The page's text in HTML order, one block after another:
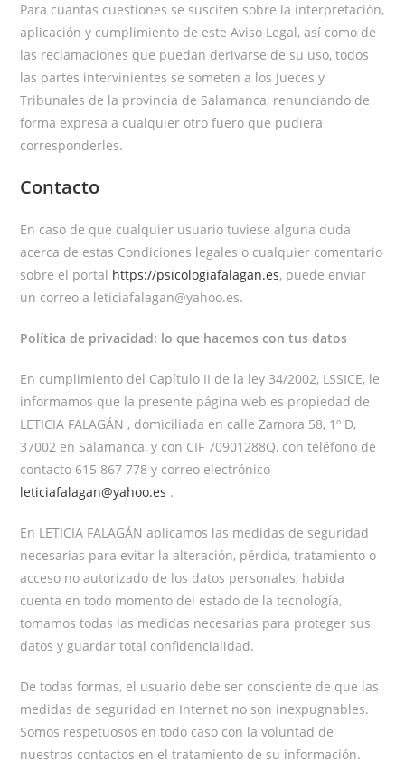
Para cuantas cuestiones se susciten sobre la interpretación,
aplicación y cumplimiento de este Aviso Legal, así como de
las reclamaciones que puedan derivarse de su uso, todos
las partes intervinientes se someten a los Jueces y
Tribunales de la provincia de Salamanca, renunciando de
forma expresa a cualquier otro fuero que pudiera
corresponderles.
Contacto
En caso de que cualquier usuario tuviese alguna duda
acerca de estas Condiciones legales o cualquier comentario
sobre el portal https://psicologiafalagan.es, puede enviar
un correo a leticiafalagan@yahoo.es.
Política de privacidad: lo que hacemos con tus datos
En cumplimiento del Capítulo II de la ley 34/2002, LSSICE, le
informamos que la presente página web es propiedad de
LETICIA FALAGÁN , domiciliada en calle Zamora 58, 1º D,
37002 en Salamanca, y con CIF 70901288Q, con teléfono de
contacto 615 867 778 y correo electrónico
leticiafalagan@yahoo.es .
En LETICIA FALAGÁN aplicamos las medidas de seguridad
necesarias para evitar la alteración, pérdida, tratamiento o
acceso no autorizado de los datos personales, habida
cuenta en todo momento del estado de la tecnología,
tomamos todas las medidas necesarias para proteger sus
datos y guardar total confidencialidad.
De todas formas, el usuario debe ser consciente de que las
medidas de seguridad en Internet no son inexpugnables.
Somos respetuosos en todo caso con la voluntad de
nuestros contactos en el tratamiento de su información.